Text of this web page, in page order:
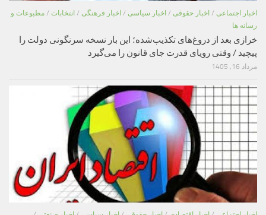
اخبار اجتماعی / اخبار حقوقی / اخبار سیاسی / اخبار فرهنگی / انتخابات / مطبوعات و
رسانه ها
خرازی بعد از دروغ‌های تکذیب‌شده؛ این بار نسخه سرنگونی دولت را
پیچید / وقتی رویای قدرت جای قانون را می‌گیرد
مرداد 16, 1405